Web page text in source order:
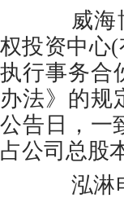
威海博
权投资中心
执行事务合
办法》的规
公告日，一
占公司总股
泓淋电